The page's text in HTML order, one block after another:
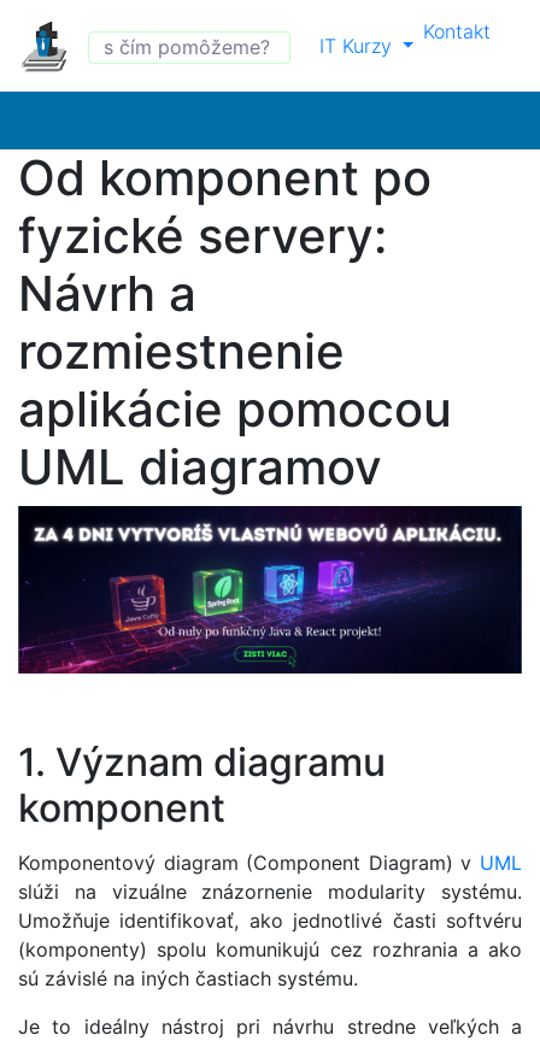
IT Kurzy
Kontakt
Od komponent po
fyzické servery:
Návrh a
rozmiestnenie
aplikácie pomocou
UML diagramov
1. Význam diagramu
komponent
Komponentový diagram (Component Diagram) v UML
slúži na vizuálne znázornenie modularity systému.
Umožňuje identifikovať, ako jednotlivé časti softvéru
(komponenty) spolu komunikujú cez rozhrania a ako
sú závislé na iných častiach systému.
Je to ideálny nástroj pri návrhu stredne veľkých a